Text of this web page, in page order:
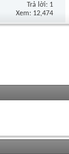
Trả lời: 1
Xem: 12,474